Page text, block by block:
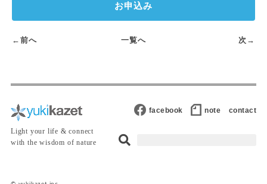
お申込み
←前へ 一覧へ 次→
contact
note
facebook
Light your life & connect
with the wisdom of nature